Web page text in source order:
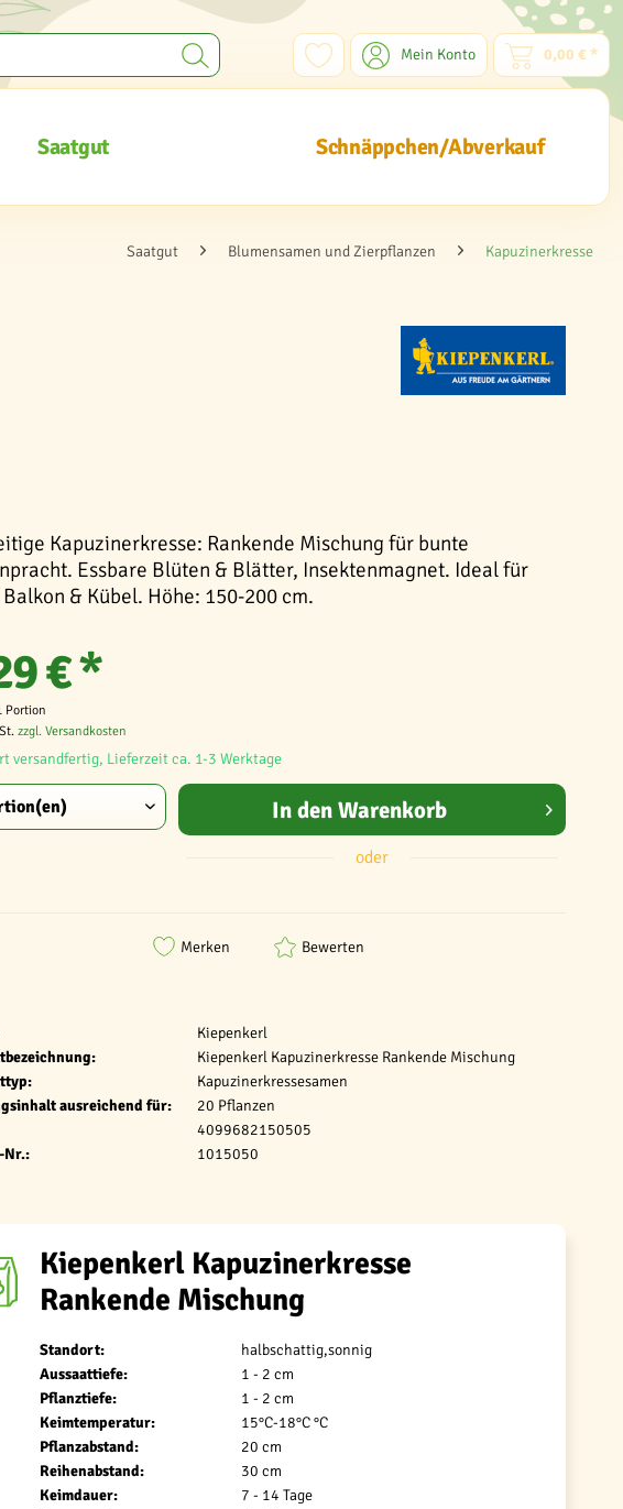
Mein Konto 0,00 € *
Saatgut Schnäppchen/Abverkauf
Saatgut Blumensamen und Zierpflanzen Kapuzinerkresse
Kapuzinerkresse: Rankende Mischung für bunte
Essbare Blüten & Blätter, Insektenmagnet. Ideal für
& Kübel. Höhe: 150-200 cm.
Kiepenkerl
Kiepenkerl Kapuzinerkresse Rankende Mischung
Kapuzinerkressesamen
ausreichend für:
20 Pflanzen
4099682150505
1015050
€ *
Portion
zzgl. Versandkosten
versandfertig, Lieferzeit ca. 1-3 Werktage
In den Warenkorb
oder
Merken Bewerten
Kiepenkerl Kapuzinerkresse
Rankende Mischung
Standort:
halbschattig,sonnig
Aussaattiefe:
1 - 2 cm
Pflanztiefe:
1 - 2 cm
Keimtemperatur:
15°C-18°C °C
Pflanzabstand:
20 cm
Reihenabstand:
30 cm
Keimdauer:
7 - 14 Tage